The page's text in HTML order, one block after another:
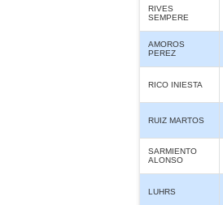
RIVES
SEMPERE
AMOROS
PEREZ
RICO INIESTA
RUIZ MARTOS
SARMIENTO
ALONSO
LUHRS